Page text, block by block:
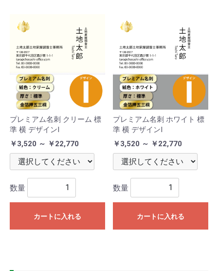
プレミアム名刺 クリーム 標
準 横 デザインI
￥3,520 ～ ￥22,770
数量
カートに入れる
プレミアム名刺 ホワイト 標
準 横 デザインI
￥3,520 ～ ￥22,770
数量
カートに入れる